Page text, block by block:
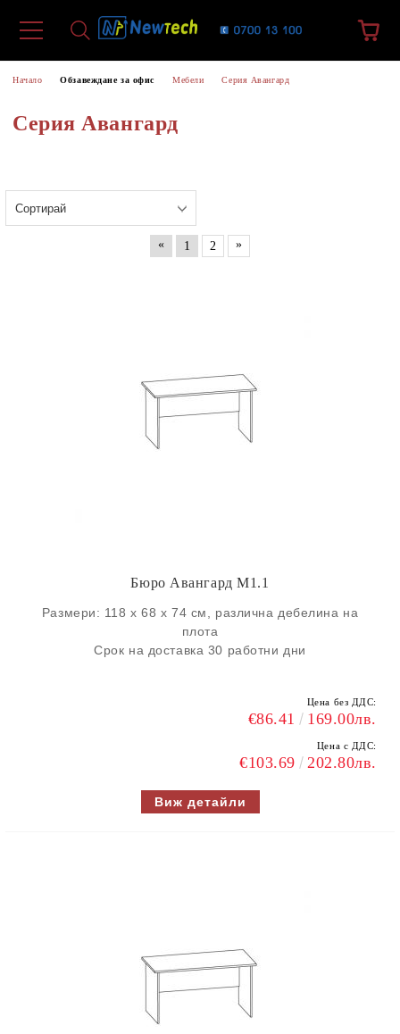
Начало Обзавеждане за офис Мебели Серия Авангард
Серия Авангард
« 1 2 »
Бюро Авангард М1.1
Размери: 118 х 68 х 74 см, различна дебелина на
плота
Срок на доставка 30 работни дни
Цена без ДДС:
€86.41 169.00лв.
Цена с ДДС:
€103.69 202.80лв.
Виж детайли